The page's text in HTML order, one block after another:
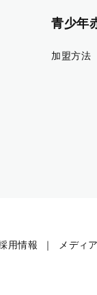
青少年
加盟方法
用情報 メディ